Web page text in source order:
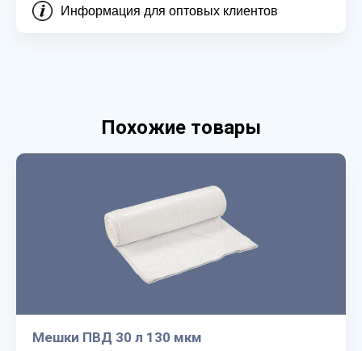
Информация для оптовых клиентов
Похожие товары
Мешки ПВД 30 л 130 мкм